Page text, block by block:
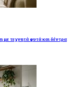
με τεχνητά φυτά και δέντρα